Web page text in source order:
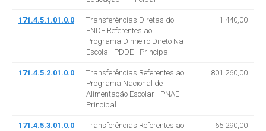
171.4.5.1.01.0.0
Transferências Diretas do
FNDE Referentes ao
Programa Dinheiro Direto Na
Escola - PDDE - Principal
1.440,00
171.4.5.2.01.0.0
Transferências Referentes ao
Programa Nacional de
Alimentação Escolar - PNAE -
Principal
801.260,00
171.4.5.3.01.0.0
Transferências Referentes ao
65.290,00